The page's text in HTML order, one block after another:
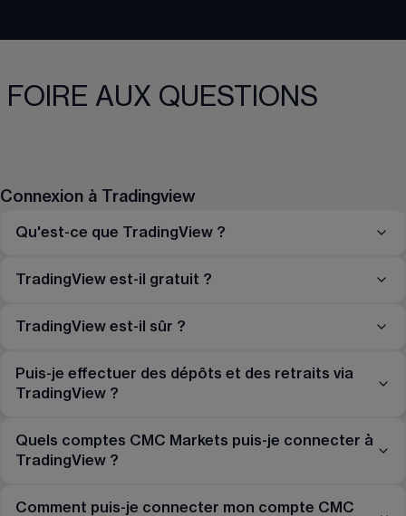
FOIRE AUX QUESTIONS
Connexion à Tradingview
Qu'est-ce que TradingView ?
TradingView est-il gratuit ?
TradingView est-il sûr ?
Puis-je effectuer des dépôts et des retraits via
TradingView ?
Quels comptes CMC Markets puis-je connecter à
TradingView ?
Comment puis-je connecter mon compte CMC